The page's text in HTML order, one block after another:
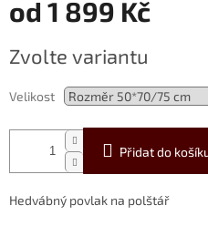
od 1 899 Kč
cena:
Zvolte variantu
Velikost
Přidat do
Hedvábný povlak na polštář